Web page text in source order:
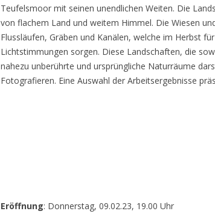
Teufelsmoor mit seinen unendlichen Weiten. Die
von flachem Land und weitem Himmel. Die Wiesen
Flussläufen, Gräben und Kanälen, welche im Herbst
Lichtstimmungen sorgen. Diese Landschaften, die
nahezu unberührte und ursprüngliche Naturräume
Fotografieren. Eine Auswahl der Arbeitsergebnisse
Eröffnung: Donnerstag, 09.02.23, 19.00 Uhr